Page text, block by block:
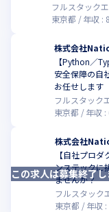
フルスタック
東京都
年収 :
株式会社
【Python／
安全保障の自
お任せします
フルスタック
東京都
年収 :
株式会社
【自社プロ
ンステックに
ませんか？
フルスタック
東京都
年収 :
この求人は募集終了